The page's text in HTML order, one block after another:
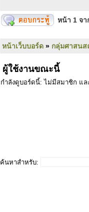
หน้า 1 จา
หน้าเว็บบอร์ด » กลุ่มศาสน
ผู้ใช้งานขณะนี้
กำลังดูบอร์ดนี้: ไม่มีสมาชิก แ
ค้นหาสำหรับ: